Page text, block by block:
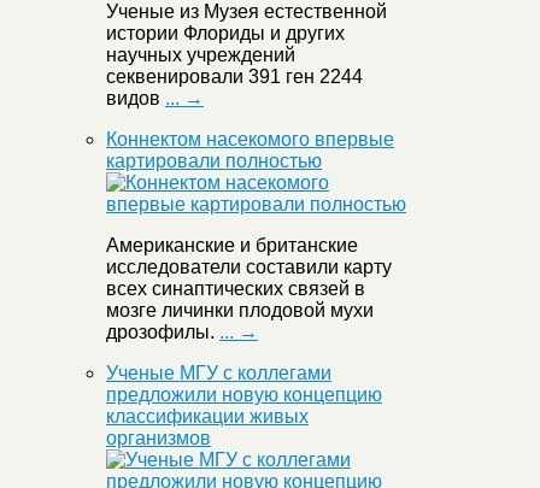
Ученые из Музея естественной
истории Флориды и других
научных учреждений
секвенировали 391 ген 2244
видов ... →
Коннектом насекомого впервые
картировали полностью
Американские и британские
исследователи составили карту
всех синаптических связей в
мозге личинки плодовой мухи
дрозофилы. ... →
Ученые МГУ с коллегами
предложили новую концепцию
классификации живых
организмов